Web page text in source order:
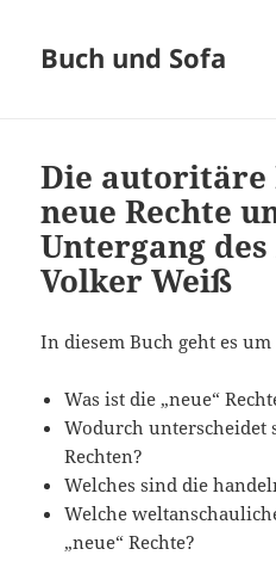
Buch und Sofa
Die autoritäre
neue Rechte
Untergang
Volker Weiß
In diesem Buch geht es
Was ist die „neue“
Wodurch unterscheidet
Rechten?
Welches sind die
Welche
„neue“ Rechte?